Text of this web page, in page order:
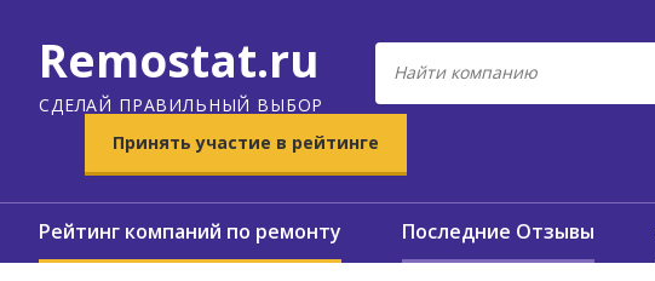
Remostat.ru
СДЕЛАЙ ПРАВИЛЬНЫЙ ВЫБОР
Принять участие в рейтинге
Рейтинг компаний по ремонту Последние Отзывы